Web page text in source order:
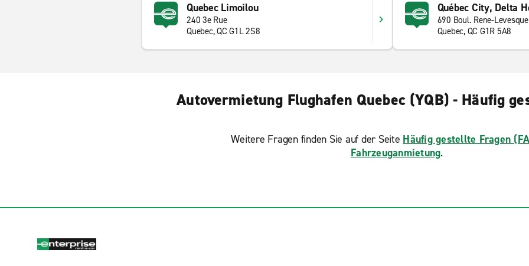
Quebec Limoilou
240 3e Rue
Quebec, QC G1L 2S8
Québec City, Delta
690 Boul. Rene-
Quebec, QC G1R 5A8
Autovermietung Flughafen Quebec (YQB) - Häufig
Weitere Fragen finden Sie auf der Seite Häufig gestellte Fragen
Fahrzeuganmietung.